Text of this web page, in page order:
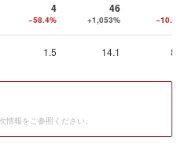
4
−58.4%
46
+1,053% −10.7%
1.5 14.1 8.7
報をご参照ください。